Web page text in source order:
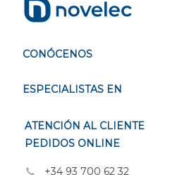
CONÓCENOS
ESPECIALISTAS EN
ATENCIÓN AL CLIENTE
PEDIDOS ONLINE
+34 93 700 62 32